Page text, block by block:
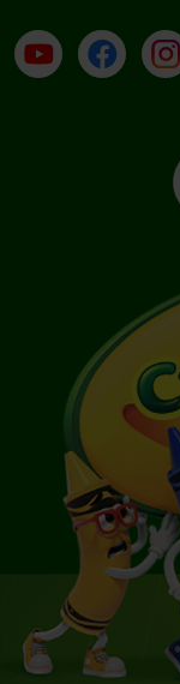
Su YouTube
Contatti